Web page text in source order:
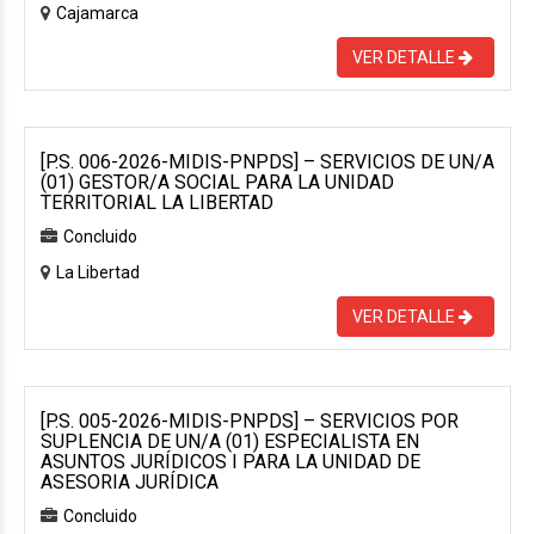
Cajamarca
VER DETALLE
[P.S. 006-2026-MIDIS-PNPDS] – SERVICIOS DE UN/A
(01) GESTOR/A SOCIAL PARA LA UNIDAD
TERRITORIAL LA LIBERTAD
Concluido
La Libertad
VER DETALLE
[P.S. 005-2026-MIDIS-PNPDS] – SERVICIOS POR
SUPLENCIA DE UN/A (01) ESPECIALISTA EN
ASUNTOS JURÍDICOS I PARA LA UNIDAD DE
ASESORIA JURÍDICA
Concluido